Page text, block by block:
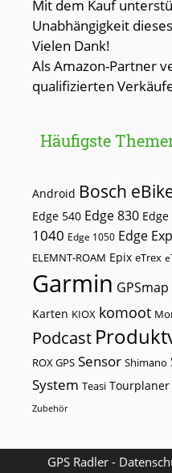
Mit dem Kauf
Unabhängigkeit
Vielen Dank!
Als Amazon-Partner
qualifizierten
Häufigste
Android Bosch
Edge 540 Edge 830
1040 Edge 1050 Edge
ELEMNT-ROAM Epix eTrex
Garmin GPSmap
Karten KIOX komoot
Podcast
ROX GPS Sensor Shimano
System Teasi Tourplaner
Zubehör
GPS Radler -